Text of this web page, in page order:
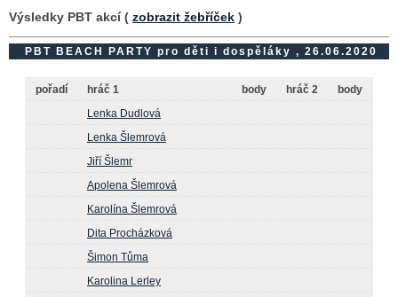
Výsledky PBT akcí ( zobrazit žebříček )
PBT BEACH PARTY pro děti i dospěláky , 26.06.2020
pořadí hráč 1 body hráč 2
body
Lenka Dudlová
Lenka Šlemrová
Jiří Šlemr
Apolena Šlemrová
Karolína Šlemrová
Dita Procházková
Šimon Tůma
Karolina Lerley